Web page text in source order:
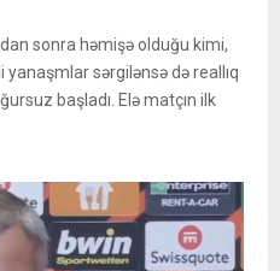
sonra həmişə olduğu kimi,
sərgilənsə də reallıq
başladı. Elə matçın ilk